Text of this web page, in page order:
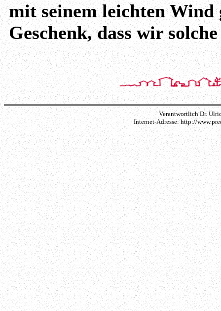
mit seinem leichten Wind
Geschenk, dass wir
Verantwortlich Dr.
Internet-Adresse: http://